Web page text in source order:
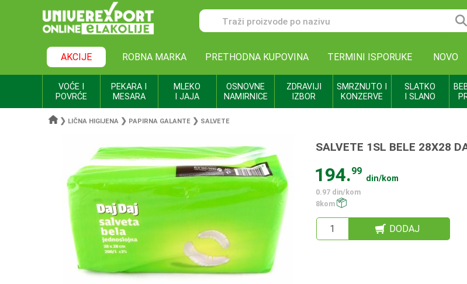
AKCIJE ROBNA MARKA PRETHODNA KUPOVINA TERMINI ISPORUKE NOVO
VOĆE I
POVRĆE
PEKARA I
MESARA
MLEKO
I JAJA
OSNOVNE
NAMIRNICE
ZDRAVIJI
IZBOR
SMRZNUTO I
KONZERVE
SLATKO
I SLANO
❯ LIČNA HIGIJENA ❯ PAPIRNA GALANTE ❯ SALVETE
SALVETE 1SL BELE 28X28
194.99
din/kom
0.97 din/kom
8kom
DODAJ